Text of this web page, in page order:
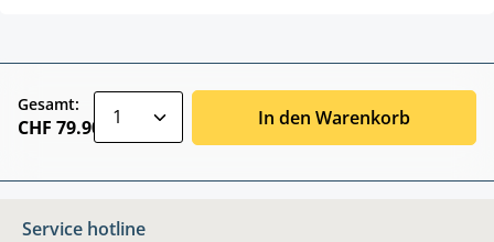
Gesamt:
CHF 79.90 In den Warenkorb
Service hotline